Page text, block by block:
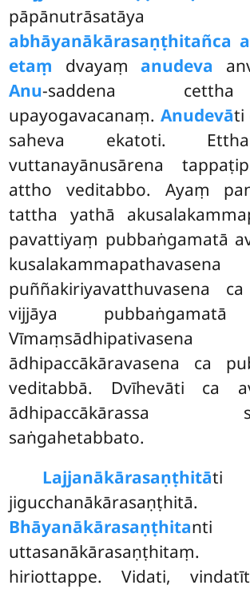
abhāyanākārasaṇṭhitañca
etaṃ dvayaṃ anudeva
Anu-saddena
upayogavacanaṃ. Anudevāti
saheva ekatoti.
vuttanayānusārena
attho veditabbo. Ayaṃ
tattha yathā
pavattiyaṃ pubbaṅgamatā
kusalakammapathavasena
puññakiriyavatthuvasena
vijjāya pubbaṅgamatā
Vīmaṃsādhipativasena
ādhipaccākāravasena ca
veditabbā. Dvīhevāti ca
ādhipaccākārassa
saṅgahetabbato.
Lajjanākārasaṇṭhitāti
jigucchanākārasaṇṭhitā.
Bhāyanākārasaṇṭhitanti
hiriottappe. Vidati,